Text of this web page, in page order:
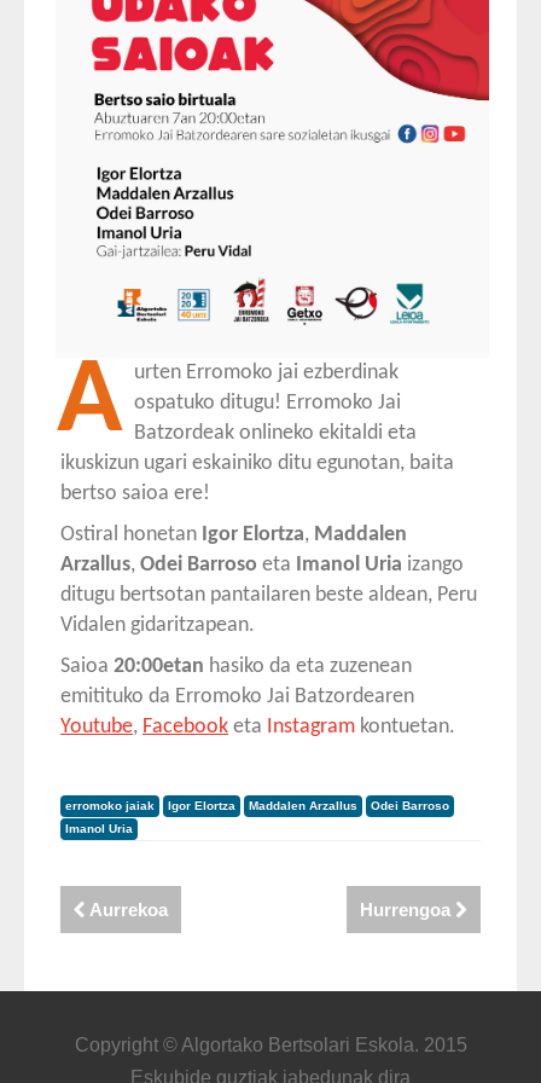
A urten Erromoko jai ezberdinak
ospatuko ditugu! Erromoko Jai
Batzordeak onlineko ekitaldi eta
ikuskizun ugari eskainiko ditu egunotan, baita
bertso saioa ere!
Ostiral honetan Igor Elortza, Maddalen
Arzallus, Odei Barroso eta Imanol Uria izango
ditugu bertsotan pantailaren beste aldean, Peru
Vidalen gidaritzapean.
Saioa 20:00etan hasiko da eta zuzenean
emitituko da Erromoko Jai Batzordearen
Youtube, Facebook eta Instagram kontuetan.
erromoko jaiak Igor Elortza Maddalen Arzallus
Odei Barroso
Imanol Uria
Aurrekoa Hurrengoa
Copyright © Algortako Bertsolari Eskola. 2015
Eskubide guztiak jabedunak dira